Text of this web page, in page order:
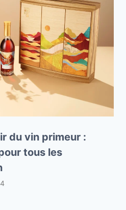
du vin primeur :
tous les